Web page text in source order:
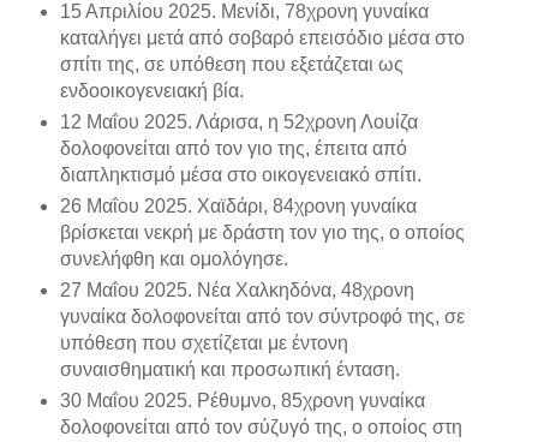
15 Απριλίου 2025. Μενίδι, 78χρονη γυναίκα
καταλήγει μετά από σοβαρό επεισόδιο μέσα στο
σπίτι της, σε υπόθεση που εξετάζεται ως
ενδοοικογενειακή βία.
12 Μαΐου 2025. Λάρισα, η 52χρονη Λουίζα
δολοφονείται από τον γιο της, έπειτα από
διαπληκτισμό μέσα στο οικογενειακό σπίτι.
26 Μαΐου 2025. Χαϊδάρι, 84χρονη γυναίκα
βρίσκεται νεκρή με δράστη τον γιο της, ο οποίος
συνελήφθη και ομολόγησε.
27 Μαΐου 2025. Νέα Χαλκηδόνα, 48χρονη
γυναίκα δολοφονείται από τον σύντροφό της, σε
υπόθεση που σχετίζεται με έντονη
συναισθηματική και προσωπική ένταση.
30 Μαΐου 2025. Ρέθυμνο, 85χρονη γυναίκα
δολοφονείται από τον σύζυγό της, ο οποίος στη